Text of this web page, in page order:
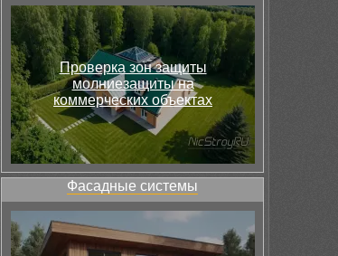
Проверка зон защиты
молниезащиты на
коммерческих объектах
Фасадные системы